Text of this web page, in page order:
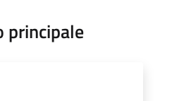
principale